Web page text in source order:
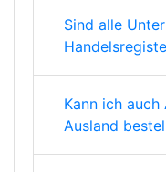
Sind alle
Kann ich
Ausland